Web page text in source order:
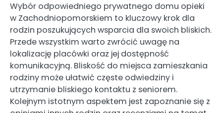
Wybór odpowiedniego prywatnego domu opieki
w Zachodniopomorskiem to kluczowy krok dla
rodzin poszukujących wsparcia dla swoich bliskich.
Przede wszystkim warto zwrócić uwagę na
lokalizację placówki oraz jej dostępność
komunikacyjną. Bliskość do miejsca zamieszkania
rodziny może ułatwić częste odwiedziny i
utrzymanie bliskiego kontaktu z seniorem.
Kolejnym istotnym aspektem jest zapoznanie się z